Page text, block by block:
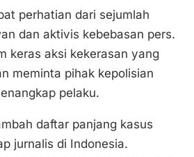
perhatian dari sejumlah
dan aktivis kebebasan pers.
keras aksi kekerasan yang
meminta pihak kepolisian
pelaku.
daftar panjang kasus
jurnalis di Indonesia.